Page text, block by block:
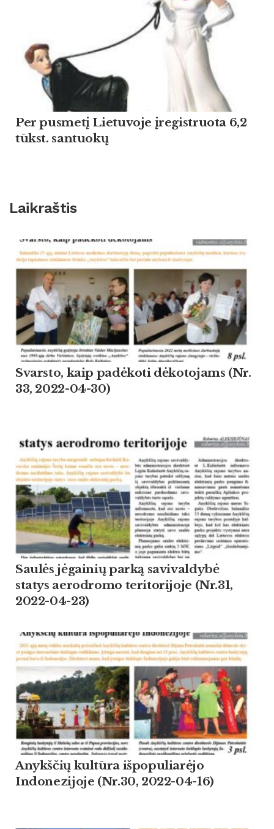
Per pusmetį Lietuvoje įregistruota 6,2
tūkst. santuokų
Laikraštis
Svarsto, kaip padėkoti dėkotojams (Nr.
33, 2022-04-30)
Saulės jėgainių parką savivaldybė
statys aerodromo teritorijoje (Nr.31,
2022-04-23)
Anykščių kultūra išpopuliarėjo
Indonezijoje (Nr.30, 2022-04-16)